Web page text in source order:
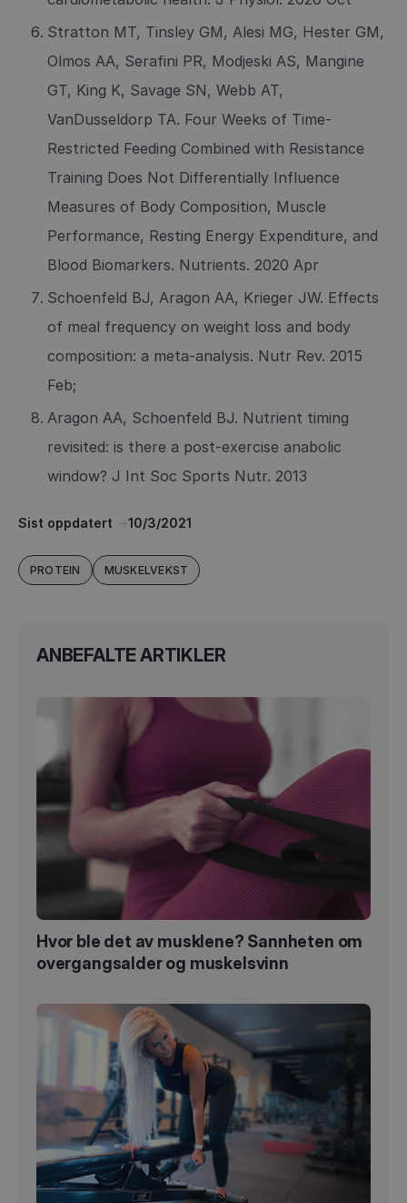
Stratton MT, Tinsley GM, Alesi MG, Hester GM,
Olmos AA, Serafini PR, Modjeski AS, Mangine
GT, King K, Savage SN, Webb AT,
VanDusseldorp TA. Four Weeks of Time-
Restricted Feeding Combined with Resistance
Training Does Not Differentially Influence
Measures of Body Composition, Muscle
Performance, Resting Energy Expenditure, and
Blood Biomarkers. Nutrients. 2020 Apr
Schoenfeld BJ, Aragon AA, Krieger JW. Effects
of meal frequency on weight loss and body
composition: a meta-analysis. Nutr Rev. 2015
Feb;
Aragon AA, Schoenfeld BJ. Nutrient timing
revisited: is there a post-exercise anabolic
window? J Int Soc Sports Nutr. 2013
Sist oppdatert 10/3/2021
PROTEIN MUSKELVEKST
ANBEFALTE ARTIKLER
Hvor ble det av musklene? Sannheten om
overgangsalder og muskelsvinn